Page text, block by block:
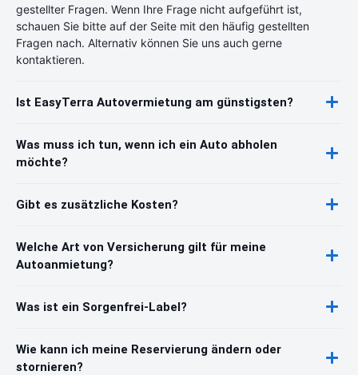
gestellter Fragen. Wenn Ihre Frage nicht aufgeführt ist,
schauen Sie bitte auf der Seite mit den häufig gestellten
Fragen nach. Alternativ können Sie uns auch gerne
kontaktieren.
Ist EasyTerra Autovermietung am günstigsten?
Was muss ich tun, wenn ich ein Auto abholen
möchte?
Gibt es zusätzliche Kosten?
Welche Art von Versicherung gilt für meine
Autoanmietung?
Was ist ein Sorgenfrei-Label?
Wie kann ich meine Reservierung ändern oder
stornieren?